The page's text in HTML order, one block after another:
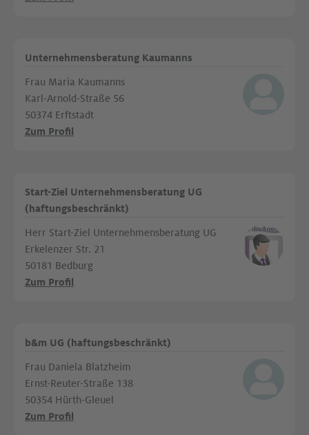
Unternehmensberatung Kaumanns
Frau Maria Kaumanns
Karl-Arnold-Straße 56
50374 Erftstadt
Zum Profil
Start-Ziel Unternehmensberatung UG
(haftungsbeschränkt)
Herr Start-Ziel Unternehmensberatung UG
Erkelenzer Str. 21
50181 Bedburg
Zum Profil
b&m UG (haftungsbeschränkt)
Frau Daniela Blatzheim
Ernst-Reuter-Straße 138
50354 Hürth-Gleuel
Zum Profil